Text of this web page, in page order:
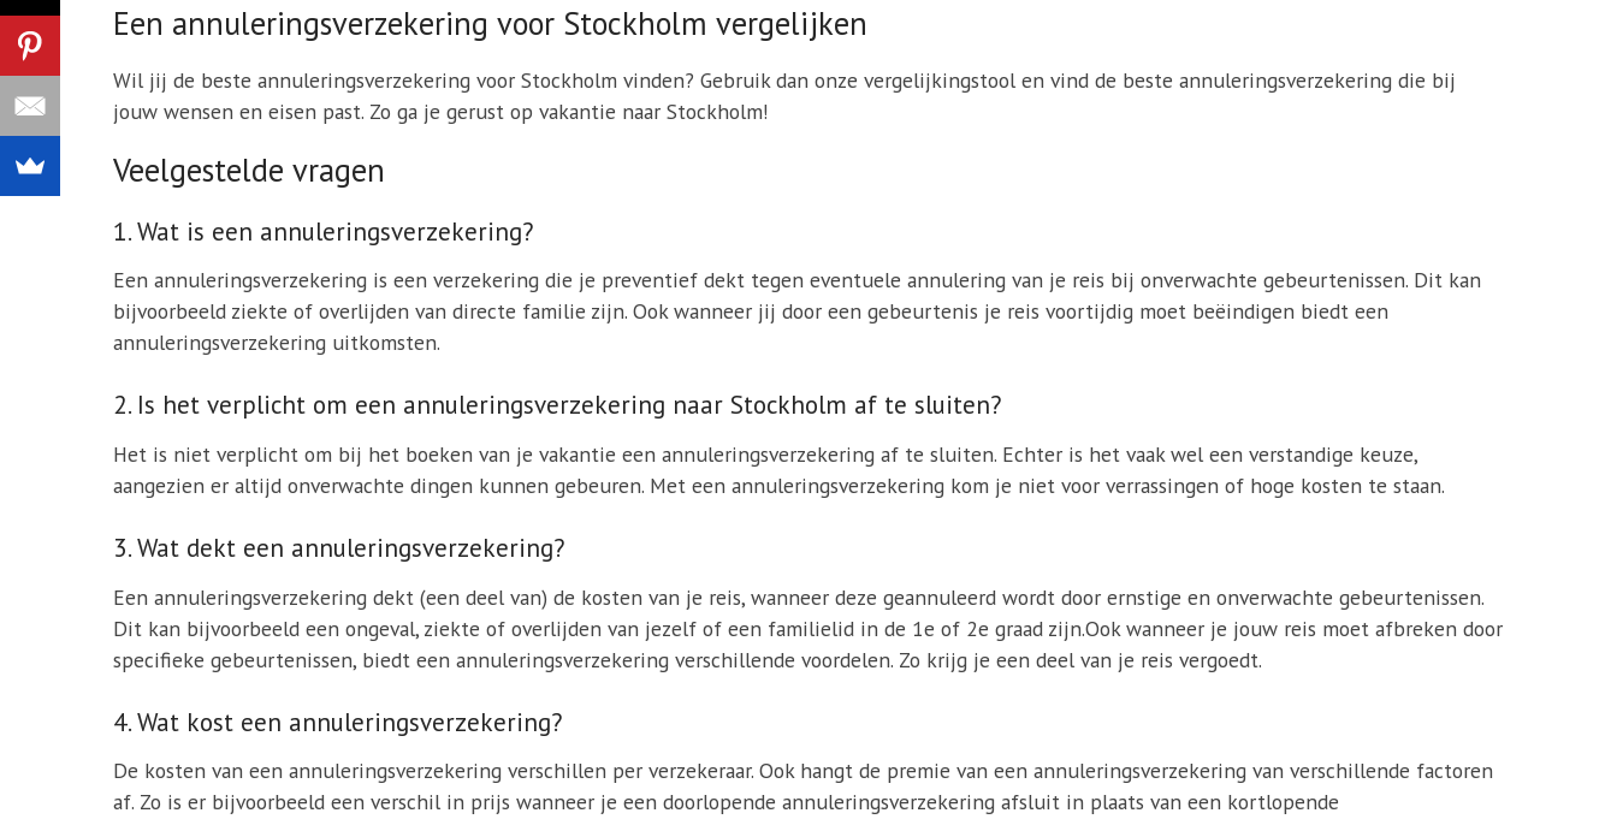
Een annuleringsverzekering voor Stockholm vergelijken
Wil jij de beste annuleringsverzekering voor Stockholm vinden? Gebruik dan onze vergelijkingstool en vind de beste annuleringsverzekering die bij
jouw wensen en eisen past. Zo ga je gerust op vakantie naar Stockholm!
Veelgestelde vragen
1. Wat is een annuleringsverzekering?
Een annuleringsverzekering is een verzekering die je preventief dekt tegen eventuele annulering van je reis bij onverwachte gebeurtenissen. Dit kan
bijvoorbeeld ziekte of overlijden van directe familie zijn. Ook wanneer jij door een gebeurtenis je reis voortijdig moet beëindigen biedt een
annuleringsverzekering uitkomsten.
2. Is het verplicht om een annuleringsverzekering naar Stockholm af te sluiten?
Het is niet verplicht om bij het boeken van je vakantie een annuleringsverzekering af te sluiten. Echter is het vaak wel een verstandige keuze,
aangezien er altijd onverwachte dingen kunnen gebeuren. Met een annuleringsverzekering kom je niet voor verrassingen of hoge kosten te staan.
3. Wat dekt een annuleringsverzekering?
Een annuleringsverzekering dekt (een deel van) de kosten van je reis, wanneer deze geannuleerd wordt door ernstige en onverwachte gebeurtenissen.
Dit kan bijvoorbeeld een ongeval, ziekte of overlijden van jezelf of een familielid in de 1e of 2e graad zijn.Ook wanneer je jouw reis moet afbreken door
specifieke gebeurtenissen, biedt een annuleringsverzekering verschillende voordelen. Zo krijg je een deel van je reis vergoedt.
4. Wat kost een annuleringsverzekering?
De kosten van een annuleringsverzekering verschillen per verzekeraar. Ook hangt de premie van een annuleringsverzekering van verschillende factoren
af. Zo is er bijvoorbeeld een verschil in prijs wanneer je een doorlopende annuleringsverzekering afsluit in plaats van een kortlopende